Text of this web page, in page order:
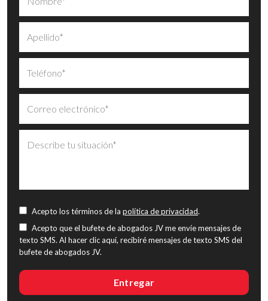
Acepto los términos de la política de privacidad.
Acepto que el bufete de abogados JV me envíe mensajes de
texto SMS. Al hacer clic aquí, recibiré mensajes de texto SMS del
bufete de abogados JV.